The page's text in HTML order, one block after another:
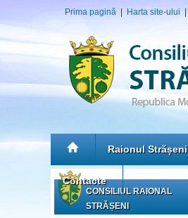
Prima pagină Harta site-ului
Raionul Strășeni
Contacte
CONSILIUL RAIONAL
STRĂȘENI